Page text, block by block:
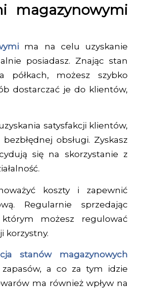
magazynowymi
ma na celu uzyskanie
posiadasz. Znając stan
półkach, możesz szybko
dostarczać je do klientów,
satysfakcji klientów,
obsługi. Zyskasz
się na skorzystanie z
koszty i zapewnić
Regularnie sprzedając
możesz regulować
korzystny.
stanów magazynowych
a co za tym idzie
ma również wpływ na